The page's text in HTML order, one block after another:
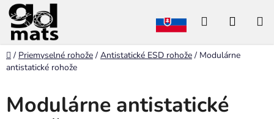
Prejsť
na
obsah
Hľadať
Domov
/ Priemyselné rohože / Antistatické ESD rohože / Modulárne
antistatické rohože
Modulárne antistatické